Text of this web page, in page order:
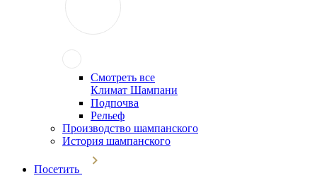
Смотреть все
Климат Шампани
Подпочва
Рельеф
Производство шампанского
История шампанского
Посетить